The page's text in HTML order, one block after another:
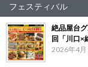
フェスティバル
絶品屋台
回「川口×
2026年4月